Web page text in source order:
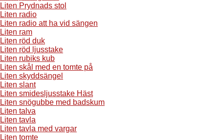
Liten Prydnads stol
Liten radio
Liten radio att ha vid sängen
Liten ram
Liten röd duk
Liten röd ljusstake
Liten rubiks kub
Liten skål med en tomte på
Liten skyddsängel
Liten slant
Liten smidesljusstake Häst
Liten snögubbe med badskum
Liten talva
Liten tavla
Liten tavla med vargar
Liten tomte